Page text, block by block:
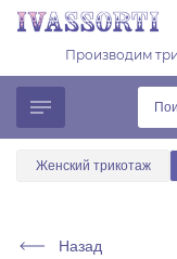
Производим
Женский трикотаж
Назад